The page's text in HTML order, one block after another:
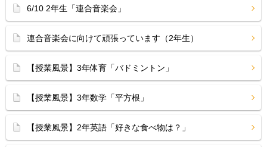
6/10 2年生「連合音楽会」
連合音楽会に向けて頑張っています（2年生）
【授業風景】3年体育「バドミントン」
【授業風景】3年数学「平方根」
【授業風景】2年英語「好きな食べ物は？」